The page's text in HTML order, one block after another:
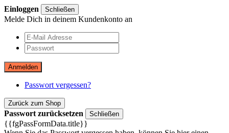
Einloggen Schließen
Melde Dich in deinem Kundenkonto an
Anmelden
Passwort vergessen?
Zurück zum Shop
Passwort zurücksetzen Schließen
{{fgPassFormData.title}}